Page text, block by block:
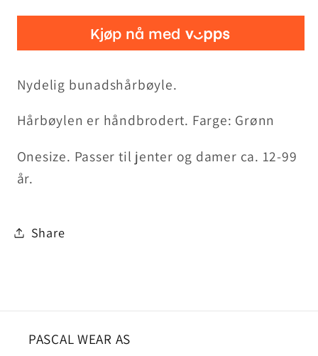
grønn
Nydelig bunadshårbøyle.
Hårbøylen er håndbrodert. Farge: Grønn
Onesize. Passer til jenter og damer ca. 12-99
år.
Share
PASCAL WEAR AS